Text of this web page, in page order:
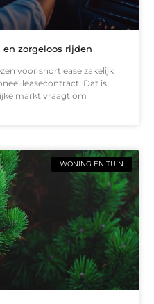
en zorgeloos rijden
voor shortlease zakelijk
leasecontract. Dat is
markt vraagt om
WONING EN TUIN